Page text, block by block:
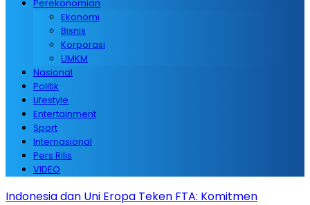
Perekonomian
Ekonomi
Bisnis
Korporasi
UMKM
Nasional
Politik
Lifestyle
Entertainment
Sport
Internasional
Pers Rilis
VIDEO
Indonesia dan Uni Eropa Teken FTA: Komitmen